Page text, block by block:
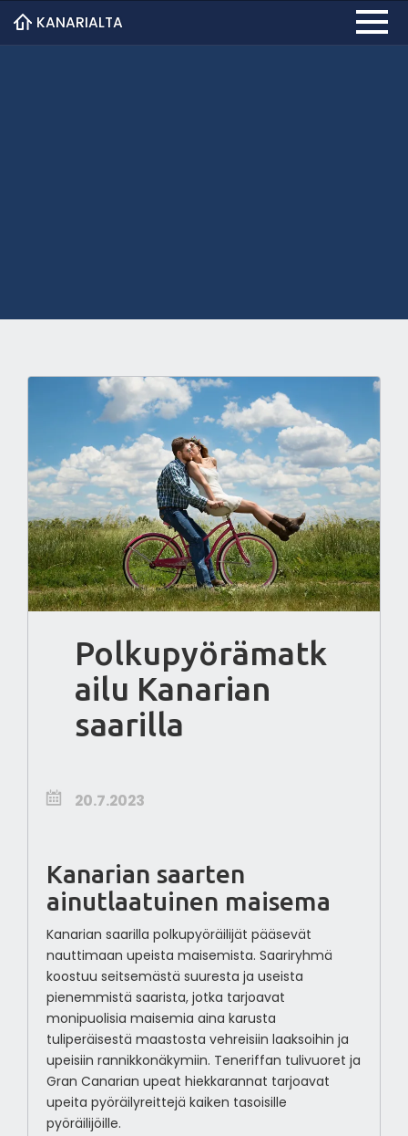
KANARIALTA
Polkupyörämatk
ailu Kanarian
saarilla
20.7.2023
Kanarian saarten
ainutlaatuinen maisema
Kanarian saarilla polkupyöräilijät pääsevät
nauttimaan upeista maisemista. Saariryhmä
koostuu seitsemästä suuresta ja useista
pienemmistä saarista, jotka tarjoavat
monipuolisia maisemia aina karusta
tuliperäisestä maastosta vehreisiin laaksoihin ja
upeisiin rannikkonäkymiin. Teneriffan tulivuoret ja
Gran Canarian upeat hiekkarannat tarjoavat
upeita pyöräilyreittejä kaiken tasoisille
pyöräilijöille.